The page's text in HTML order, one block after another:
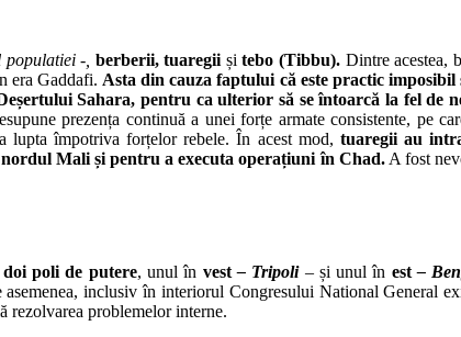
populatiei -, berberii, tuaregii șitebo (Tibbu).Dintre acestea,
era Gaddafi. Asta din cauza faptului că este practic
Sahara, pentru ca ulterior să se întoarcă la fel de
prezența continuă a unei forțe armate consistente, pe
lupta împotriva forțelor rebele. În acest mod, tuaregii au
Mali și pentru a executa operațiuni în Chad.A fost
doi poli de putere, unul în vest– Tripoli–și unul în est–
inclusiv în interiorul Congresului National General
rezolvarea problemelor interne.